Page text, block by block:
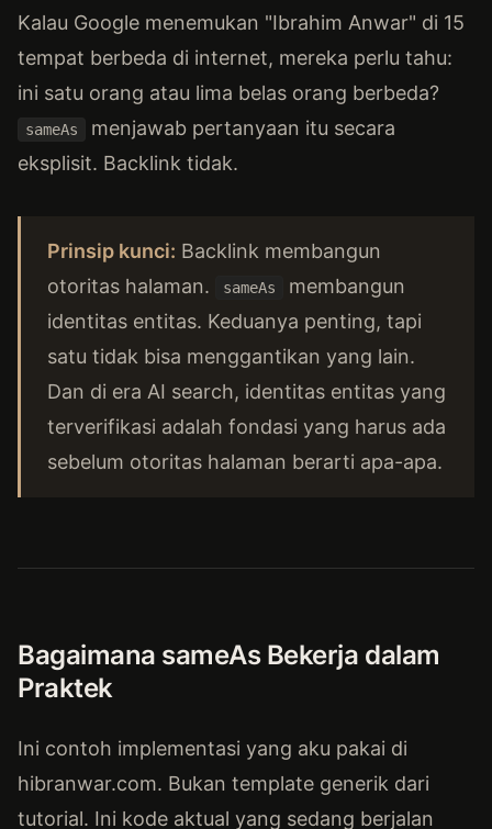
Kalau Google menemukan "Ibrahim Anwar" di 15
tempat berbeda di internet, mereka perlu tahu:
ini satu orang atau lima belas orang berbeda?
sameAs
menjawab pertanyaan itu secara
eksplisit. Backlink tidak.
Prinsip kunci: Backlink membangun
otoritas halaman.
sameAs
membangun
identitas entitas. Keduanya penting, tapi
satu tidak bisa menggantikan yang lain.
Dan di era AI search, identitas entitas yang
terverifikasi adalah fondasi yang harus ada
sebelum otoritas halaman berarti apa-apa.
Bagaimana sameAs Bekerja dalam
Praktek
Ini contoh implementasi yang aku pakai di
hibranwar.com. Bukan template generik dari
tutorial. Ini kode aktual yang sedang berjalan